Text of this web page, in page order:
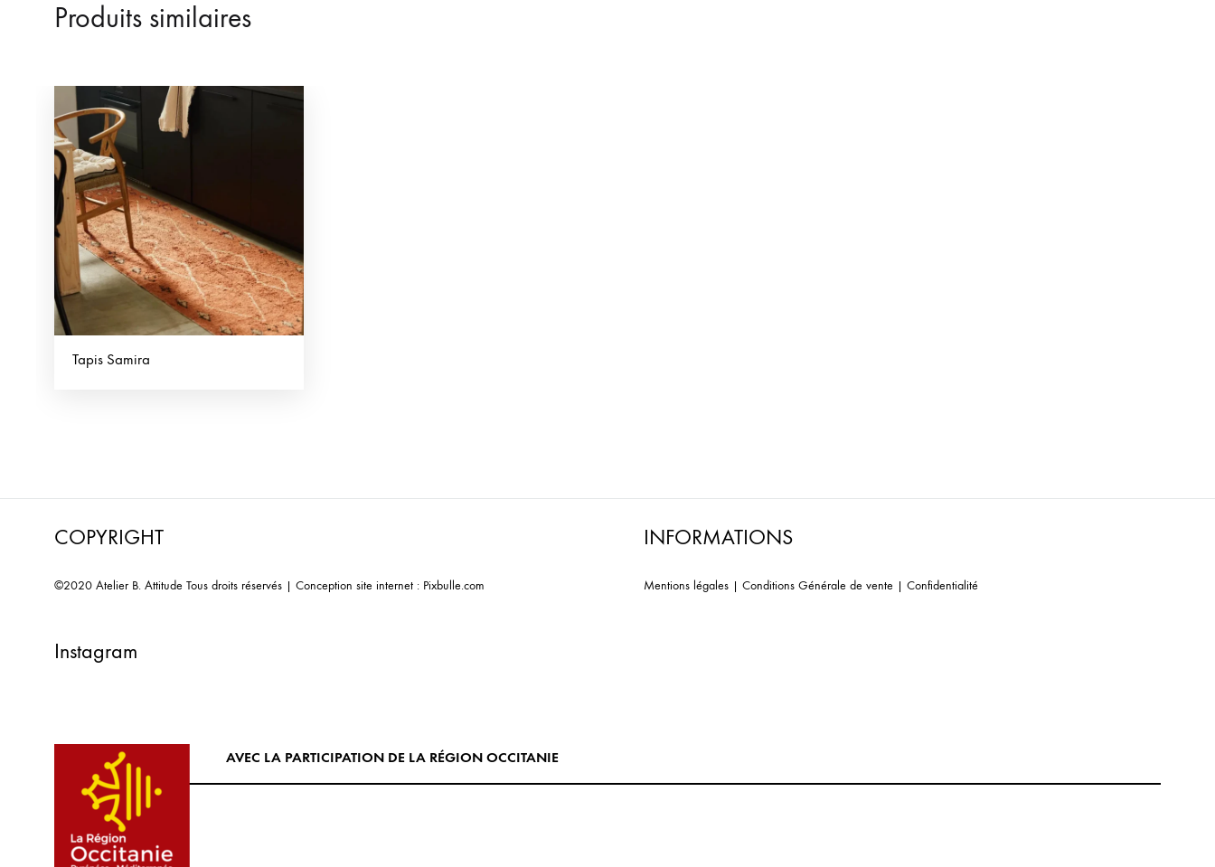
Produits similaires
Tapis Samira
COPYRIGHT
©2020 Atelier B. Attitude Tous droits réservés | Conception site internet : Pixbulle.com
Instagram
INFORMATIONS
Mentions légales | Conditions Générale de vente | Confidentialité
AVEC LA PARTICIPATION DE LA RÉGION OCCITANIE